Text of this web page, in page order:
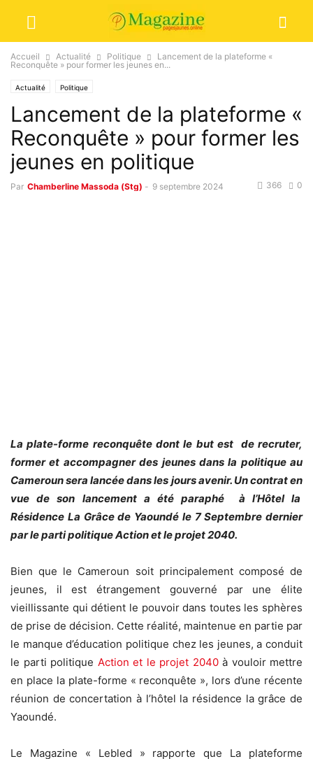
Accueil Actualité Politique
Lancement de la plateforme «
Reconquête » pour former les jeunes en...
Actualité Politique
Lancement de la plateforme «
Reconquête » pour former les
jeunes en politique
Par Chamberline Massoda (Stg) - 9 septembre 2024 0
366
La plate-forme reconquête dont le but est de recruter,
former et accompagner des jeunes dans la politique au
Cameroun sera lancée dans les jours avenir. Un contrat en
vue de son lancement a été paraphé à l’Hôtel la
Résidence La Grâce de Yaoundé le 7 Septembre dernier
par le parti politique Action et le projet 2040.
Bien que le Cameroun soit principalement composé de
jeunes, il est étrangement gouverné par une élite
vieillissante qui détient le pouvoir dans toutes les sphères
de prise de décision. Cette réalité, maintenue en partie par
le manque d’éducation politique chez les jeunes, a conduit
le parti politique Action et le projet 2040à vouloir mettre
en place la plate-forme « reconquête », lors d’une récente
réunion de concertation à l’hôtel la résidence la grâce de
Yaoundé.
Le Magazine « Lebled » rapporte que La plateforme